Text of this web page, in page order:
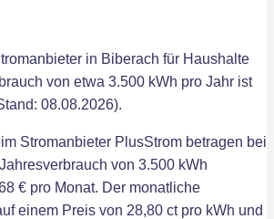
in Biberach für Haushalte
von etwa 3.500 kWh pro Jahr ist
08.08.2026).
Stromanbieter PlusStrom betragen bei
von 3.500 kWh
€ pro Monat. Der monatliche
einem Preis von 28,80 ct pro kWh und